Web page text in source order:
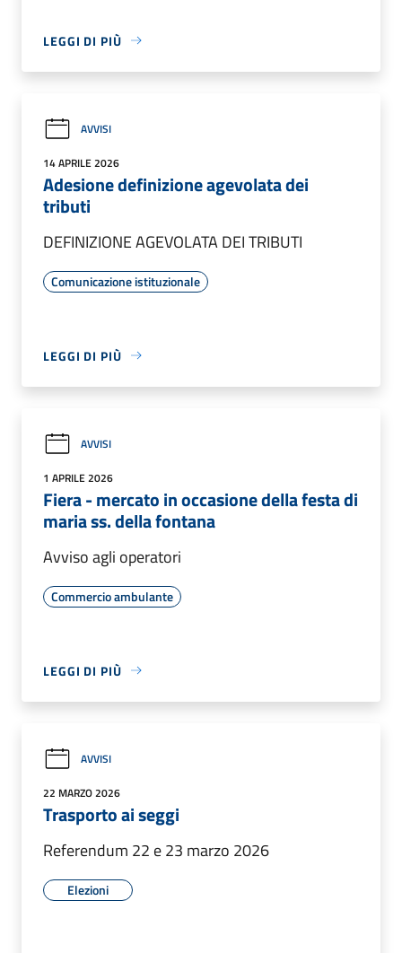
LEGGI DI PIÙ
AVVISI
14 APRILE 2026
Adesione definizione agevolata dei
tributi
DEFINIZIONE AGEVOLATA DEI TRIBUTI
Comunicazione istituzionale
LEGGI DI PIÙ
AVVISI
1 APRILE 2026
Fiera - mercato in occasione della festa di
maria ss. della fontana
Avviso agli operatori
Commercio ambulante
LEGGI DI PIÙ
AVVISI
22 MARZO 2026
Trasporto ai seggi
Referendum 22 e 23 marzo 2026
Elezioni